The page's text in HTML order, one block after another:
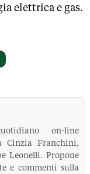
elettrica e gas.
on-line
Cinzia Franchini,
Leonelli. Propone
e commenti sulla